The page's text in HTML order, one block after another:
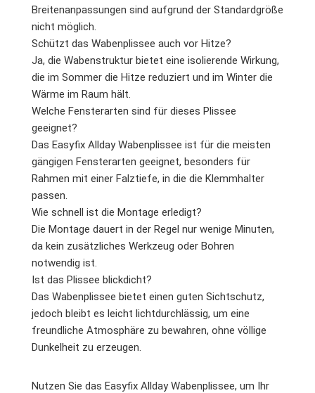
Breitenanpassungen sind aufgrund der Standardgröße
nicht möglich.
Schützt das Wabenplissee auch vor Hitze?
Ja, die Wabenstruktur bietet eine isolierende Wirkung,
die im Sommer die Hitze reduziert und im Winter die
Wärme im Raum hält.
Welche Fensterarten sind für dieses Plissee
geeignet?
Das Easyfix Allday Wabenplissee ist für die meisten
gängigen Fensterarten geeignet, besonders für
Rahmen mit einer Falztiefe, in die die Klemmhalter
passen.
Wie schnell ist die Montage erledigt?
Die Montage dauert in der Regel nur wenige Minuten,
da kein zusätzliches Werkzeug oder Bohren
notwendig ist.
Ist das Plissee blickdicht?
Das Wabenplissee bietet einen guten Sichtschutz,
jedoch bleibt es leicht lichtdurchlässig, um eine
freundliche Atmosphäre zu bewahren, ohne völlige
Dunkelheit zu erzeugen.
Nutzen Sie das Easyfix Allday Wabenplissee, um Ihr